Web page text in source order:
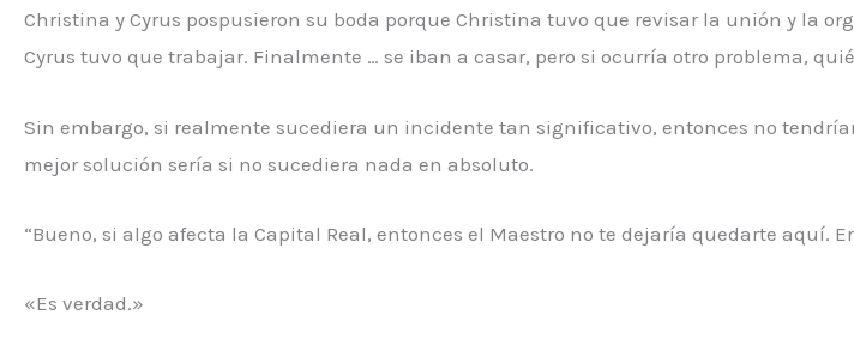
Christina y Cyrus pospusieron su boda porque Christina tuvo que revisar la unión y la
Cyrus tuvo que trabajar. Finalmente … se iban a casar, pero si ocurría otro problema,
Sin embargo, si realmente sucediera un incidente tan significativo, entonces no
mejor solución sería si no sucediera nada en absoluto.
“Bueno, si algo afecta la Capital Real, entonces el Maestro no te dejaría quedarte aquí.
«Es verdad.»